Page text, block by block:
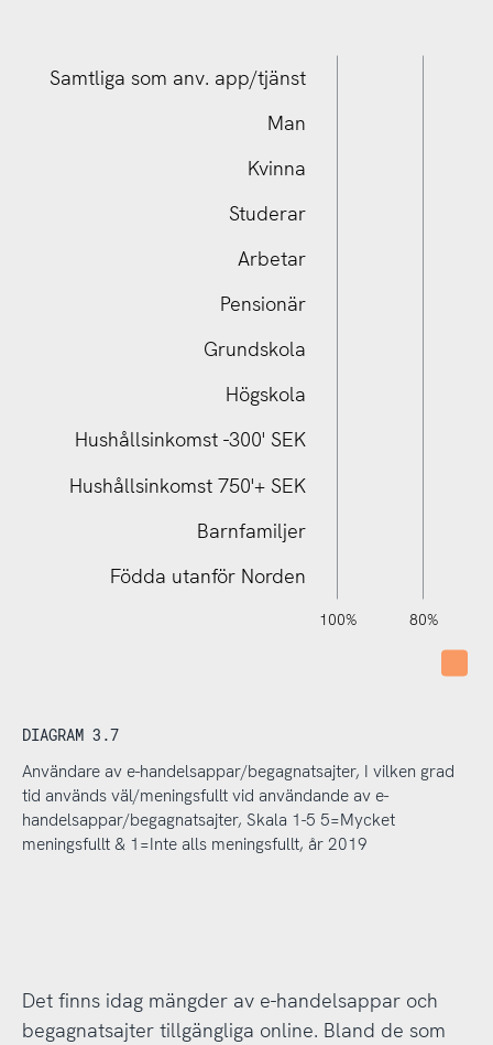
Födda utanför Norden
Barnfamiljer
Hushållsinkomst 750'+ SEK
Hushållsinkomst -300' SEK
Högskola
Grundskola
Pensionär
Arbetar
Studerar
Kvinna
Man
Samtliga som anv. app/tjänst
-40%
-20% 80%
100%
120%
140%
DIAGRAM 3.7
Användare av e-handelsappar/begagnatsajter, I vilken grad
tid används väl/meningsfullt vid användande av e-
handelsappar/begagnatsajter, Skala 1-5 5=Mycket
meningsfullt & 1=Inte alls meningsfullt, år 2019
Det finns idag mängder av e-handelsappar och
begagnatsajter tillgängliga online. Bland de som